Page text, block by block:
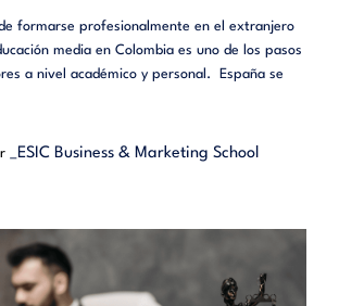
de formarse profesionalmente en el extranjero
media en Colombia es uno de los pasos
a nivel académico y personal. España se
_ESIC Business & Marketing School